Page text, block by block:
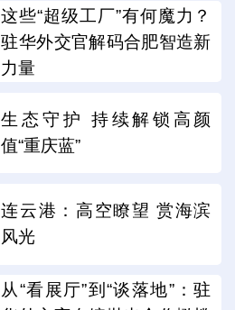
这些“超级工厂”有何魔力？
驻华外交官解码合肥智造新
力量
生态守护 持续解锁高颜
值“重庆蓝”
连云港：高空瞭望 赏海滨
风光
从“看展厅”到“谈落地”：驻